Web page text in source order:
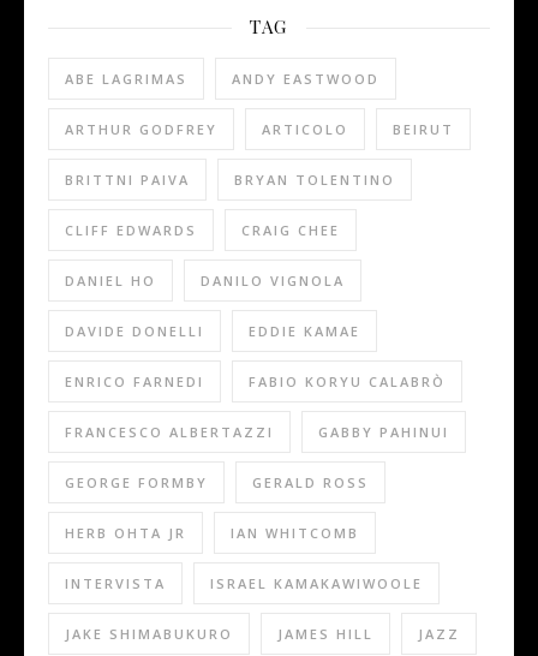
TAG
ABE LAGRIMAS ANDY EASTWOOD
ARTHUR GODFREY ARTICOLO BEIRUT
BRITTNI PAIVA BRYAN TOLENTINO
CLIFF EDWARDS CRAIG CHEE
DANIEL HO DANILO VIGNOLA
DAVIDE DONELLI EDDIE KAMAE
ENRICO FARNEDI FABIO KORYU CALABRÒ
FRANCESCO ALBERTAZZI GABBY PAHINUI
GEORGE FORMBY GERALD ROSS
HERB OHTA JR IAN WHITCOMB
INTERVISTA ISRAEL KAMAKAWIWOOLE
JAKE SHIMABUKURO JAMES HILL JAZZ